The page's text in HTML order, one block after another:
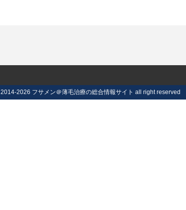
2014-2026 フサメン＠薄毛治療の総合情報サイト all right reserved